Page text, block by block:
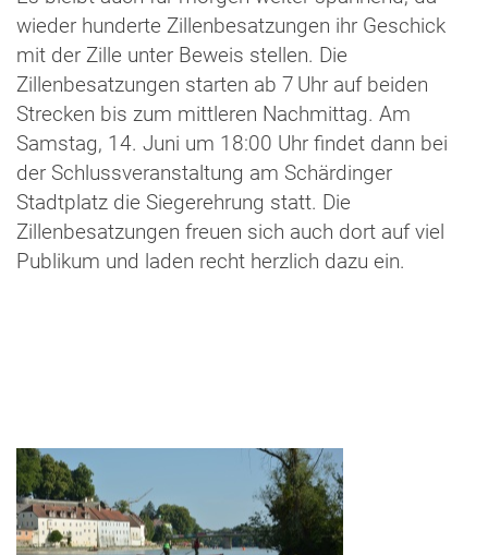
wieder hunderte Zillenbesatzungen ihr Geschick
mit der Zille unter Beweis stellen. Die
Zillenbesatzungen starten ab 7 Uhr auf beiden
Strecken bis zum mittleren Nachmittag. Am
Samstag, 14. Juni um 18:00 Uhr findet dann bei
der Schlussveranstaltung am Schärdinger
Stadtplatz die Siegerehrung statt. Die
Zillenbesatzungen freuen sich auch dort auf viel
Publikum und laden recht herzlich dazu ein.